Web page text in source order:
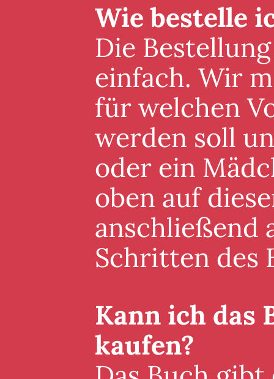
Wie bestelle
Die
einfach. Wir
für welchen
werden soll
oder ein
oben auf
anschließend
Schritten des
Kann ich das
kaufen?